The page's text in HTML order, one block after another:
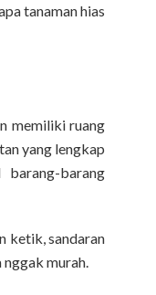
tanaman hias
memiliki ruang
yang lengkap
barang
ketik, sandaran
murah.